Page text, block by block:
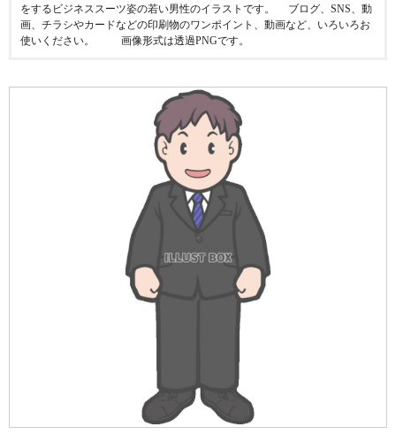
をするビジネススーツ姿の若い男性のイラストです。 ブログ、SNS、動
画、チラシやカードなどの印刷物のワンポイント、動画など、いろいろお
使いください。 画像形式は透過PNGです。